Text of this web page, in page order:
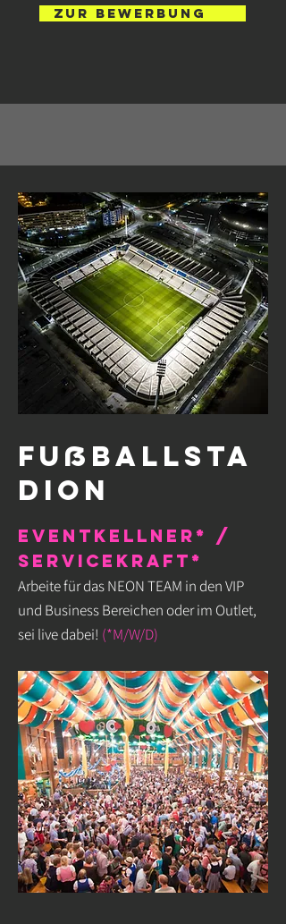
ZUR BEWERBUNG
FußballSTA
DION
Eventkellner* /
Servicekraft*
Arbeite für das NEON TEAM in den VIP
und Business Bereichen oder im Outlet,
sei live dabei! (*M/W/D)